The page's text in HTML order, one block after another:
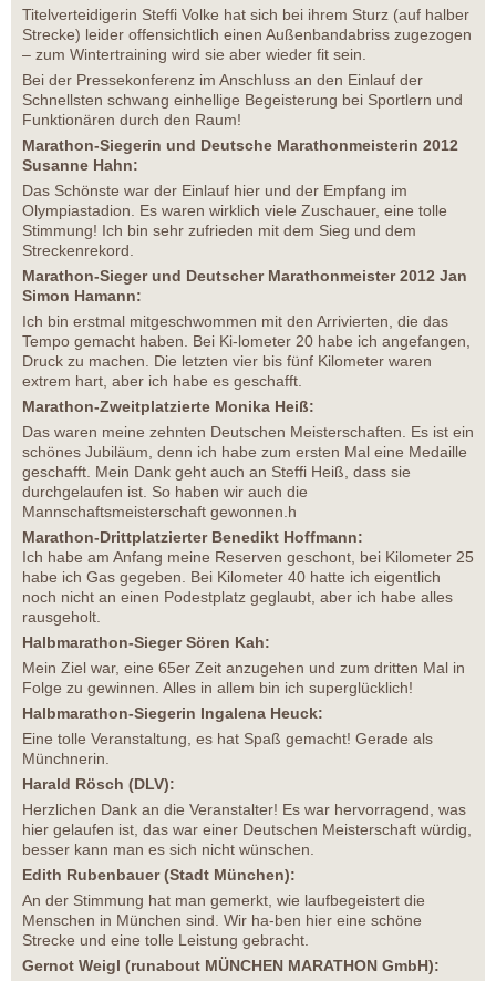
Titelverteidigerin Steffi Volke hat sich bei ihrem Sturz (auf halber
Strecke) leider offensichtlich einen Außenbandabriss zugezogen
– zum Wintertraining wird sie aber wieder fit sein.
Bei der Pressekonferenz im Anschluss an den Einlauf der
Schnellsten schwang einhellige Begeisterung bei Sportlern und
Funktionären durch den Raum!
Marathon-Siegerin und Deutsche Marathonmeisterin 2012
Susanne Hahn:
Das Schönste war der Einlauf hier und der Empfang im
Olympiastadion. Es waren wirklich viele Zuschauer, eine tolle
Stimmung! Ich bin sehr zufrieden mit dem Sieg und dem
Streckenrekord.
Marathon-Sieger und Deutscher Marathonmeister 2012 Jan
Simon Hamann:
Ich bin erstmal mitgeschwommen mit den Arrivierten, die das
Tempo gemacht haben. Bei Ki-lometer 20 habe ich angefangen,
Druck zu machen. Die letzten vier bis fünf Kilometer waren
extrem hart, aber ich habe es geschafft.
Marathon-Zweitplatzierte Monika Heiß:
Das waren meine zehnten Deutschen Meisterschaften. Es ist ein
schönes Jubiläum, denn ich habe zum ersten Mal eine Medaille
geschafft. Mein Dank geht auch an Steffi Heiß, dass sie
durchgelaufen ist. So haben wir auch die
Mannschaftsmeisterschaft gewonnen.h
Marathon-Drittplatzierter Benedikt Hoffmann:
Ich habe am Anfang meine Reserven geschont, bei Kilometer 25
habe ich Gas gegeben. Bei Kilometer 40 hatte ich eigentlich
noch nicht an einen Podestplatz geglaubt, aber ich habe alles
rausgeholt.
Halbmarathon-Sieger Sören Kah:
Mein Ziel war, eine 65er Zeit anzugehen und zum dritten Mal in
Folge zu gewinnen. Alles in allem bin ich superglücklich!
Halbmarathon-Siegerin Ingalena Heuck:
Eine tolle Veranstaltung, es hat Spaß gemacht! Gerade als
Münchnerin.
Harald Rösch (DLV):
Herzlichen Dank an die Veranstalter! Es war hervorragend, was
hier gelaufen ist, das war einer Deutschen Meisterschaft würdig,
besser kann man es sich nicht wünschen.
Edith Rubenbauer (Stadt München):
An der Stimmung hat man gemerkt, wie laufbegeistert die
Menschen in München sind. Wir ha-ben hier eine schöne
Strecke und eine tolle Leistung gebracht.
Gernot Weigl (runabout MÜNCHEN MARATHON GmbH):